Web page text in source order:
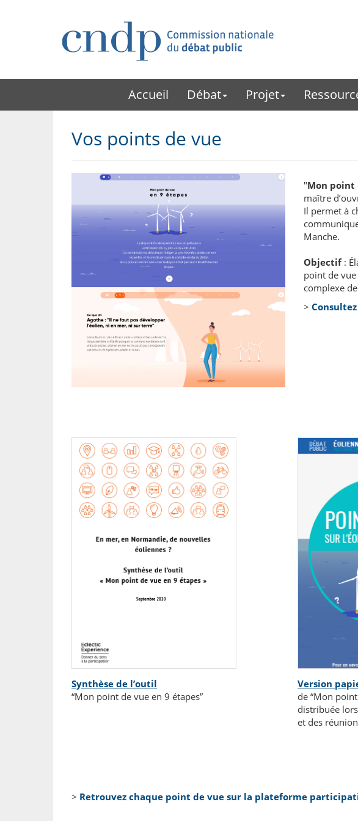
Accueil Débat Projet
Vos points de vue
"Mon point
maître
Il permet à
Manche.
Objectif:
point de
complexe
>
Synthèse de l’outil
“Mon point de vue en 9 étapes”
Version
de “Mon
distribuée
et des
> Retrouvez chaque point de vue sur la plateforme